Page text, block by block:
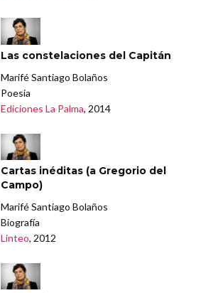
Las constelaciones del Capitán
Marifé Santiago Bolaños
Poesía
Ediciones La Palma, 2014
Cartas inéditas (a Gregorio del
Campo)
Marifé Santiago Bolaños
Biografía
Linteo, 2012